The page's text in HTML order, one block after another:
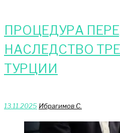
ПРОЦЕДУРА
НАСЛЕДСТВО
ТУРЦИИ
13.11.2025 Ибрагимов С.